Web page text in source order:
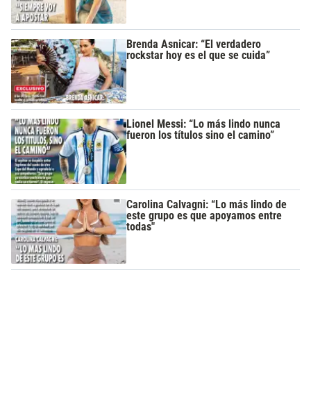
Brenda Asnicar: “El verdadero
rockstar hoy es el que se cuida”
Lionel Messi: “Lo más lindo nunca
fueron los títulos sino el camino”
Carolina Calvagni: “Lo más lindo de
este grupo es que apoyamos entre
todas"